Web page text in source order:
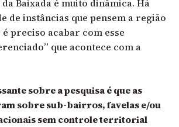
Baixada é muito dinâmica. Há
de instâncias que pensem a região
preciso acabar com esse
que acontece com a
sobre a pesquisa é que as
sobre sub-bairros, favelas e/ou
sem controle territorial